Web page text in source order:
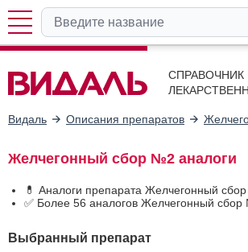
СПРАВОЧНИК
Видаль Описания препаратов
Желчегонный сбор №2 аналоги
💊 Аналоги препарата Желчегонный
✅ Более 56 аналогов Желчегонный
Выбранный препарат